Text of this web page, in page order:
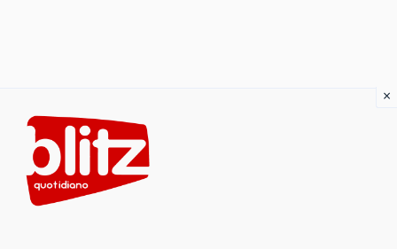
content
×